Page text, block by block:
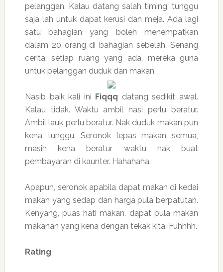
pelanggan. Kalau datang salah timing, tunggu
saja lah untuk dapat kerusi dan meja. Ada lagi
satu bahagian yang boleh menempatkan
dalam 20 orang di bahagian sebelah. Senang
cerita, setiap ruang yang ada, mereka guna
untuk pelanggan duduk dan makan.
Nasib baik kali ini Fiqqq datang sedikit awal.
Kalau tidak. Waktu ambil nasi perlu beratur.
Ambil lauk perlu beratur. Nak duduk makan pun
kena tunggu. Seronok lepas makan semua,
masih kena beratur waktu nak buat
pembayaran di kaunter. Hahahaha.
Apapun, seronok apabila dapat makan di kedai
makan yang sedap dan harga pula berpatutan.
Kenyang, puas hati makan, dapat pula makan
makanan yang kena dengan tekak kita. Fuhhhh.
Rating